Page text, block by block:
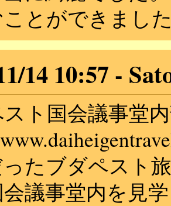
とができまし
14 10:57
ト国会議事堂
たブダペスト
議事堂内を見